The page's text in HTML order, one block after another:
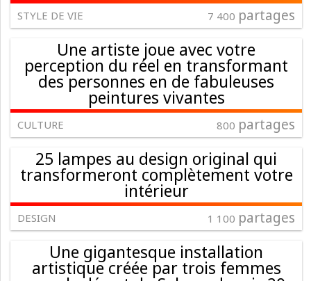
STYLE DE VIE 7 400 partages
Une artiste joue avec votre
perception du réel en transformant
des personnes en de fabuleuses
peintures vivantes
CULTURE 800 partages
25 lampes au design original qui
transformeront complètement votre
intérieur
DESIGN 1 100 partages
Une gigantesque installation
artistique créée par trois femmes